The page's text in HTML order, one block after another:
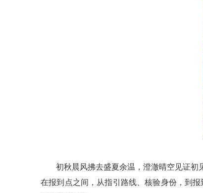
初秋晨风拂去盛夏余温，澄澈晴空见证
在报到点之间，从指引路线、核验身份，到